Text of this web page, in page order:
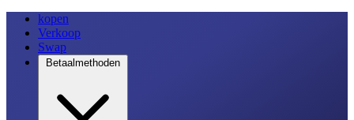
kopen
Verkoop
Swap
Betaalmethoden